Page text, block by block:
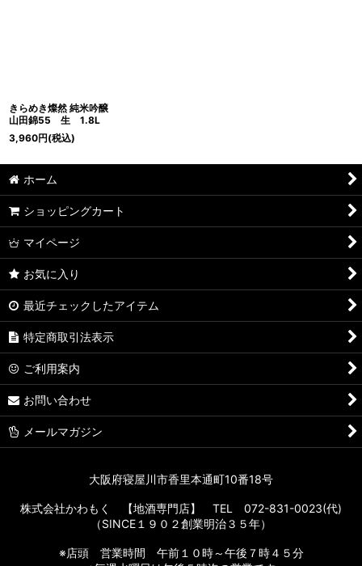
きらめき燦然 純米吟醸
山田錦55 生 1.8L
3,960円(税込)
ホーム
ショッピングカート
マイページ
お気に入り
最近チェックしたアイテム
特定商取引法表示
ご利用案内
お問い合わせ
メールマガジン
大阪府寝屋川市香里本通町10番18号
株式会社かわもく 【地酒専門店】 TEL 072-831-0023(代)
（SINCE１９０２創業明治３５年）
※店頭 営業時間 午前１０時～午後７時４５分